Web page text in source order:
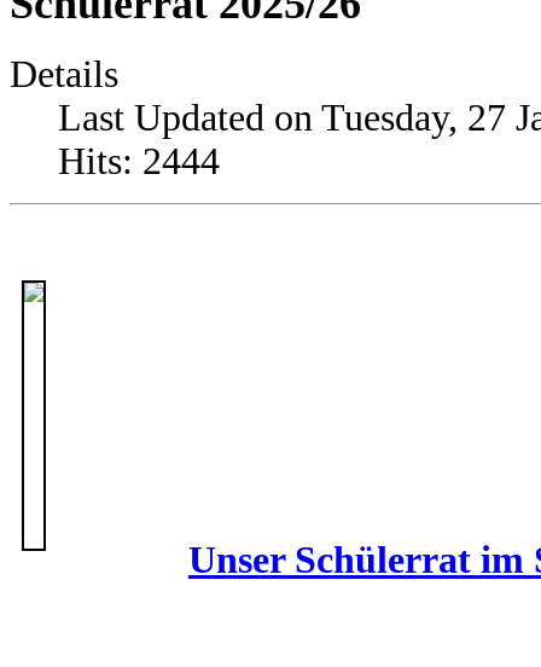
Details
Last Updated on Tuesday, 27
Hits: 2444
Unser Schülerrat im